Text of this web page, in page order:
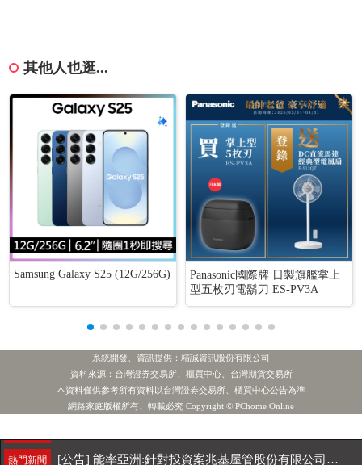
其他人也逛...
Samsung Galaxy S25 (12G/256G)
Panasonic國際牌 日製旗艦掌上
型五枚刃電鬍刀 ES-PV3A
系統開發、資訊提供：精誠資訊股份有限公司
資料來源：台灣證券交易所、櫃買中心、台灣期貨交易所
本資料僅供參考所有資料以台灣證券交易所、櫃買中心公告為準
網路家庭版權所有、轉載必究 Copyright © PChome Online
熱門新聞